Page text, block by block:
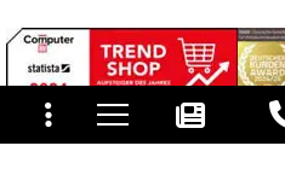
und
© 2015-2026 PB-